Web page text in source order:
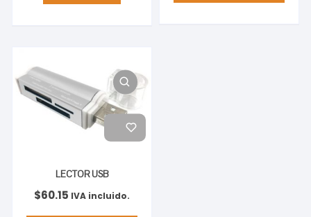
LECTOR USB
$60.15 IVA incluido.